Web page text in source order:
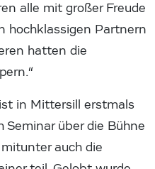
alle mit großer Freude
hochklassigen Partnern
hatten die
in Mittersill erstmals
Seminar über die Bühne
auch die